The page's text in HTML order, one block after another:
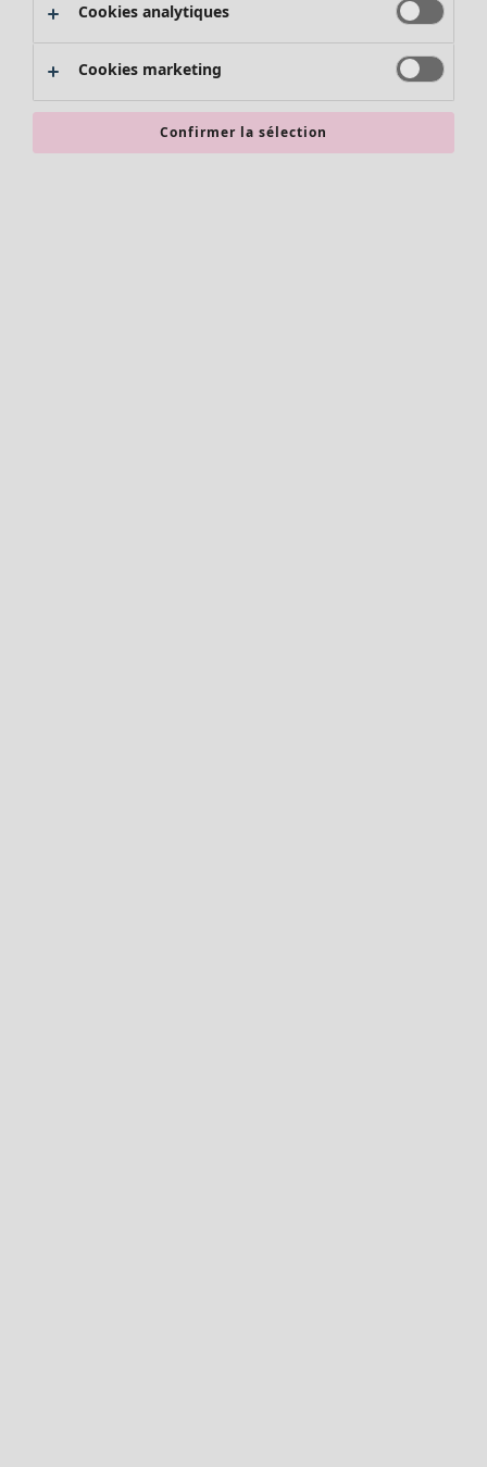
Promos SOLDES
Les promos de Gudrun Sjödén
Nouvel arrivage
Bonnes affaires en soldes - jusqu'à -70
Cookies analytiques
Cookies marketing
Confirmer la sélection